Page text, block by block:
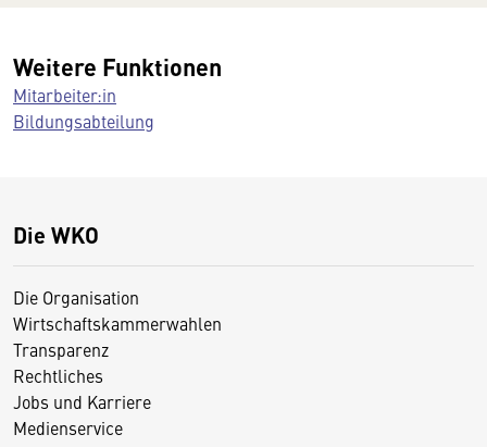
Weitere Funktionen
Mitarbeiter:in
Bildungsabteilung
Die WKO
Die Organisation
Wirtschaftskammerwahlen
Transparenz
Rechtliches
Jobs und Karriere
Medienservice